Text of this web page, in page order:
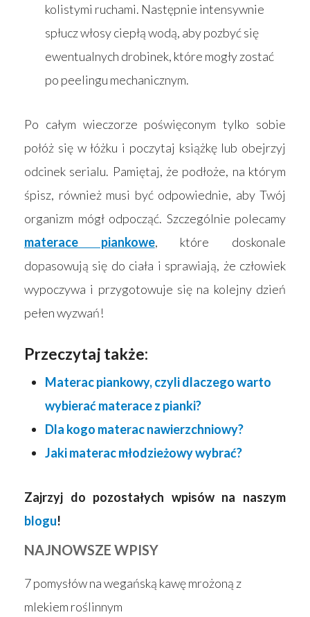
kolistymi ruchami. Następnie intensywnie
spłucz włosy ciepłą wodą, aby pozbyć się
ewentualnych drobinek, które mogły zostać
po peelingu mechanicznym.
Po całym wieczorze poświęconym tylko sobie
połóż się w łóżku i poczytaj książkę lub obejrzyj
odcinek serialu. Pamiętaj, że podłoże, na którym
śpisz, również musi być odpowiednie, aby Twój
organizm mógł odpocząć. Szczególnie polecamy
materace piankowe, które doskonale
dopasowują się do ciała i sprawiają, że człowiek
wypoczywa i przygotowuje się na kolejny dzień
pełen wyzwań!
Przeczytaj także:
Materac piankowy, czyli dlaczego warto
wybierać materace z pianki?
Dla kogo materac nawierzchniowy?
Jaki materac młodzieżowy wybrać?
Zajrzyj do pozostałych wpisów na naszym
blogu!
NAJNOWSZE WPISY
7 pomysłów na wegańską kawę mrożoną z
mlekiem roślinnym